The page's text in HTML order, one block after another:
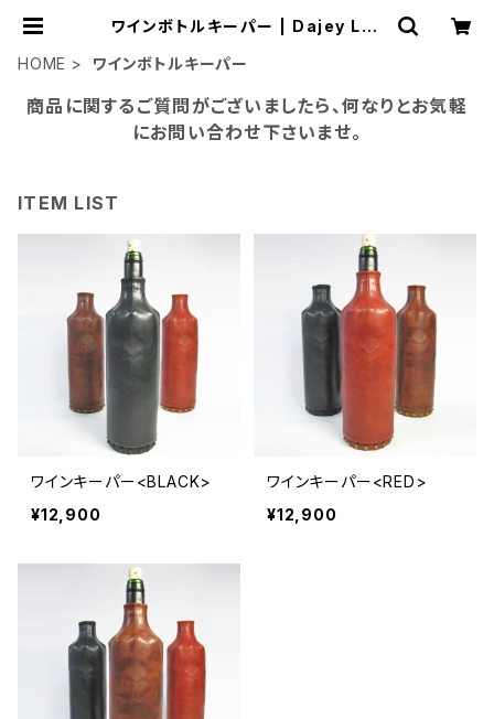
ワインボトルキーパー | Dajey Lea
HOME
ワインボトルキーパー
商品に関するご質問がございましたら、何なりとお気軽
にお問い合わせ下さいませ。
ITEM LIST
ワインキーパー<BLACK>
¥12,900
ワインキーパー<RED>
¥12,900